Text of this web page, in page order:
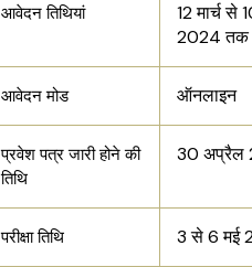
आवेदन तिथियां
12 मार्च से
2024 तक
आवेदन मोड ऑनलाइन
प्रवेश पत्र जारी होने की
तिथि
30 अप्रैल
परीक्षा तिथि 3 से 6 मई